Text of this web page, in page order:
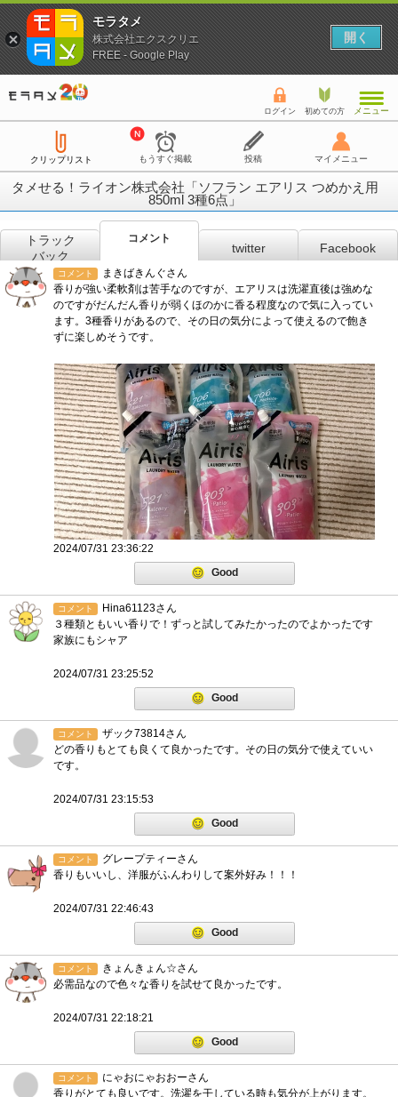
ログイン 初めての方 メニュー
クリップリスト もうすぐ掲載 投稿 マイメニュー
タメせる！ライオン株式会社「ソフラン エアリス つめかえ用
850ml 3種6点」
トラック
バック
コメント
twitter Facebook
コメント
まきばきんぐさん
香りが強い柔軟剤は苦手なのですが、エアリスは洗濯直後は強めな
のですがだんだん香りが弱くほのかに香る程度なので気に入ってい
ます。3種香りがあるので、その日の気分によって使えるので飽き
ずに楽しめそうです。
2024/07/31 23:36:22
Good
コメント
Hina61123さん
３種類ともいい香りで！ずっと試してみたかったのでよかったです
家族にもシャア
2024/07/31 23:25:52
Good
コメント
ザック73814さん
どの香りもとても良くて良かったです。その日の気分で使えていい
です。
2024/07/31 23:15:53
Good
コメント
グレープティーさん
香りもいいし、洋服がふんわりして案外好み！！！
2024/07/31 22:46:43
Good
コメント
きょんきょん☆さん
必需品なので色々な香りを試せて良かったです。
2024/07/31 22:18:21
Good
コメント
にゃおにゃおおーさん
香りがとても良いです。洗濯を干している時も気分が上がります。
モラタメ
株式会社エクスクリエ
FREE - Google Play
開く